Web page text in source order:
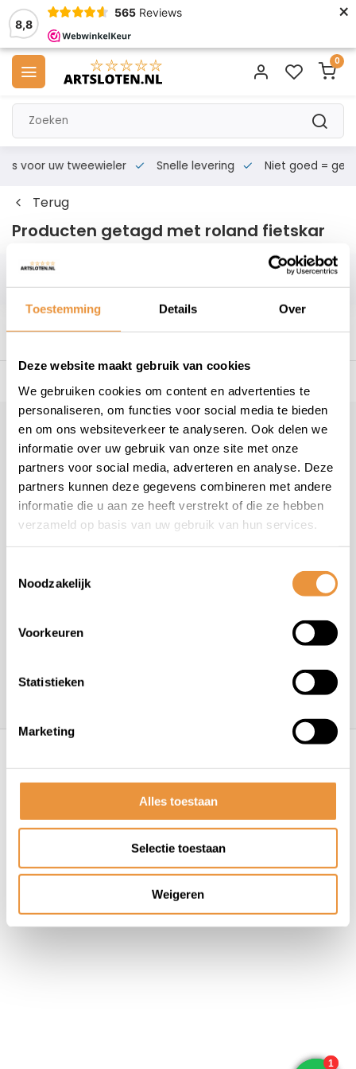
Toestemming Details Over
Deze website maakt gebruik van cookies
We gebruiken cookies om content en advertenties te
personaliseren, om functies voor social media te bieden
en om ons websiteverkeer te analyseren. Ook delen we
informatie over uw gebruik van onze site met onze
partners voor social media, adverteren en analyse. Deze
partners kunnen deze gegevens combineren met andere
informatie die u aan ze heeft verstrekt of die ze hebben
verzameld op basis van uw gebruik van hun services.
Noodzakelijk
Voorkeuren
Statistieken
Marketing
Alles toestaan
Selectie toestaan
Weigeren
8,8
565 Reviews ×
0
voor uw tweewieler Snelle levering Niet goed = geld
Terug
Producten getagd met roland fietskar
Filters
Klantenservice
Veelgestelde vragen
+31 78 780 2330
info@artsloten.nl
Algemene voorwaarden Disclaimer
Privacy
Policy
Sitemap